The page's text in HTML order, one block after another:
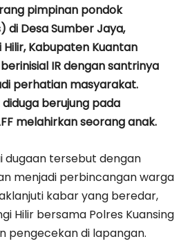
pimpinan pondok
Desa Sumber Jaya,
Kabupaten Kuantan
IR dengan santrinya
perhatian masyarakat.
berujung pada
melahirkan seorang anak.
dugaan tersebut dengan
menjadi perbincangan warga
kabar yang beredar,
Hilir bersama Polres Kuansing
pengecekan di lapangan.